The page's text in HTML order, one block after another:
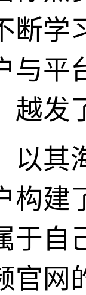
断学
与平
越发
以其
构建
于自
官网